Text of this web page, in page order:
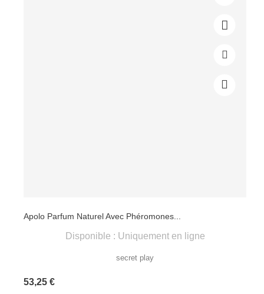
Apolo Parfum Naturel Avec Phéromones...
Disponible : Uniquement en ligne
secret play
53,25 €Prix